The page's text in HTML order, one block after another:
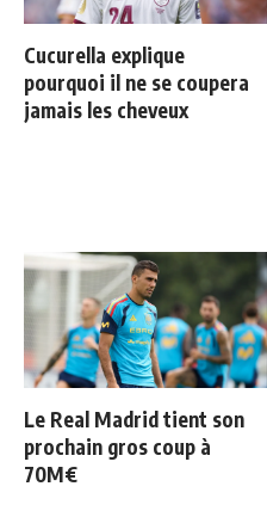
Cucurella explique
pourquoi il ne se coupera
jamais les cheveux
Le Real Madrid tient son
prochain gros coup à
70M€